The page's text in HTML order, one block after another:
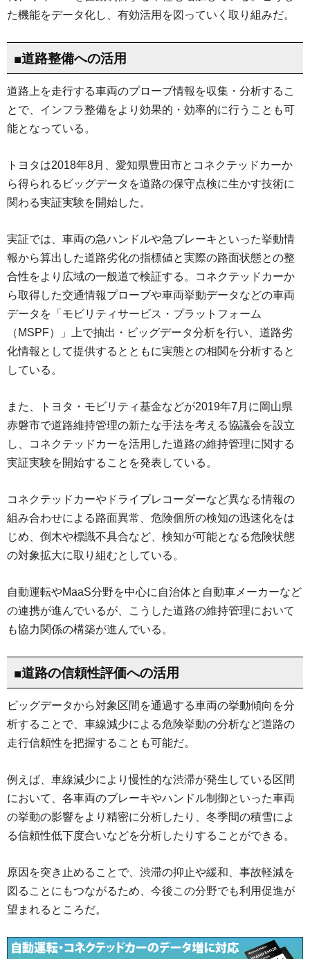
た機能をデータ化し、有効活用を図っていく取り組みだ。
■道路整備への活用
道路上を走行する車両のプローブ情報を収集・分析するこ
とで、インフラ整備をより効果的・効率的に行うことも可
能となっている。
トヨタは2018年8月、愛知県豊田市とコネクテッドカーか
ら得られるビッグデータを道路の保守点検に生かす技術に
関わる実証実験を開始した。
実証では、車両の急ハンドルや急ブレーキといった挙動情
報から算出した道路劣化の指標値と実際の路面状態との整
合性をより広域の一般道で検証する。コネクテッドカーか
ら取得した交通情報プローブや車両挙動データなどの車両
データを「モビリティサービス・プラットフォーム
（MSPF）」上で抽出・ビッグデータ分析を行い、道路劣
化情報として提供するとともに実態との相関を分析すると
している。
また、トヨタ・モビリティ基金などが2019年7月に岡山県
赤磐市で道路維持管理の新たな手法を考える協議会を設立
し、コネクテッドカーを活用した道路の維持管理に関する
実証実験を開始することを発表している。
コネクテッドカーやドライブレコーダーなど異なる情報の
組み合わせによる路面異常、危険個所の検知の迅速化をは
じめ、倒木や標識不具合など、検知が可能となる危険状態
の対象拡大に取り組むとしている。
自動運転やMaaS分野を中心に自治体と自動車メーカーなど
の連携が進んでいるが、こうした道路の維持管理において
も協力関係の構築が進んでいる。
■道路の信頼性評価への活用
ビッグデータから対象区間を通過する車両の挙動傾向を分
析することで、車線減少による危険挙動の分析など道路の
走行信頼性を把握することも可能だ。
例えば、車線減少により慢性的な渋滞が発生している区間
において、各車両のブレーキやハンドル制御といった車両
の挙動の影響をより精密に分析したり、冬季間の積雪によ
る信頼性低下度合いなどを分析したりすることができる。
原因を突き止めることで、渋滞の抑止や緩和、事故軽減を
図ることにもつながるため、今後この分野でも利用促進が
望まれるところだ。